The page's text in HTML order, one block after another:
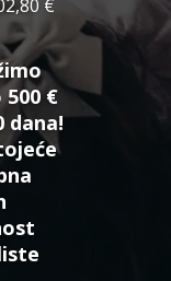
€
€
dana!